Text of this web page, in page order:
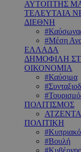
ΑΥΤΟΠΤΗΣ
ΤΕΛΕΥΤΑΙΑ
ΔΙΕΘΝΗ
#Μέση
ΕΛΛΑΔΑ
ΔΗΜΟΦΙΛΗ
ΟΙΚΟΝΟΜΙΑ
#Καύσιμα
ΠΟΛΙΤΙΣΜΟΣ
ΑΤΖΕΝΤΑ
ΠΟΛΙΤΙΚΗ
#Κυπριακό
#Βουλή